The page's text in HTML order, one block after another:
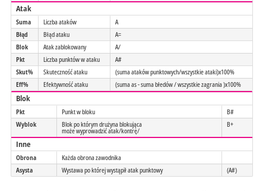
Atak
Suma Liczba ataków
A
Błąd
Błąd ataku
A=
Blok
Atak zablokowany
A/
Pkt
Liczba punktów w ataku
A#
Skut%
Skuteczność ataku
(suma ataków punktowych/wszystkie ataki)x100%
Eff%
Efektywność ataku (suma as - suma błedów / wszystkie zagrania )x100%
Blok
Pkt Punkt w bloku
B#
Wyblok
Blok po którym drużyna blokująca
może wyprowadzić atak/kontrę/
B+
Inne
Obrona
Każda obrona zawodnika
Asysta
Wystawa po której wystąpił atak punktowy (A#)